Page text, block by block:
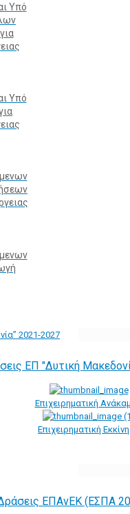
Υπό
Υπό
2021-2027
ΕΠ "Δυτική
Επιχειρηματική
Επιχειρηματική
ΕΠΑνΕΚ (ΕΣΠΑ